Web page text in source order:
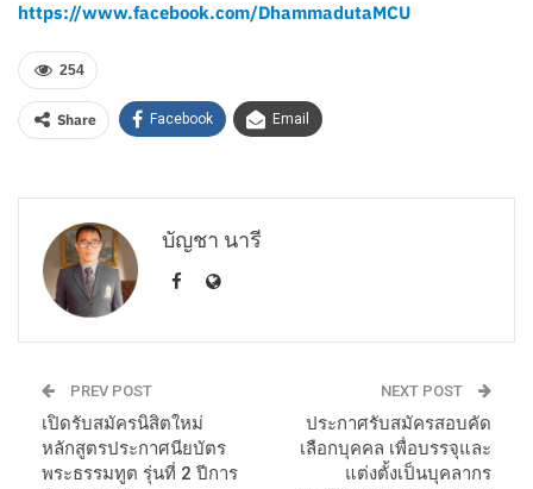
https://www.facebook.com/DhammadutaMCU
254
Share Facebook Email
บัญชา นารี
PREV POST
เปิดรับสมัครนิสิตใหม่
หลักสูตรประกาศนียบัตร
พระธรรมทูต รุ่นที่ 2 ปีการ
NEXT POST
ประกาศรับสมัครสอบคัด
เลือกบุคคล เพื่อบรรจุและ
แต่งตั้งเป็นบุคลากร